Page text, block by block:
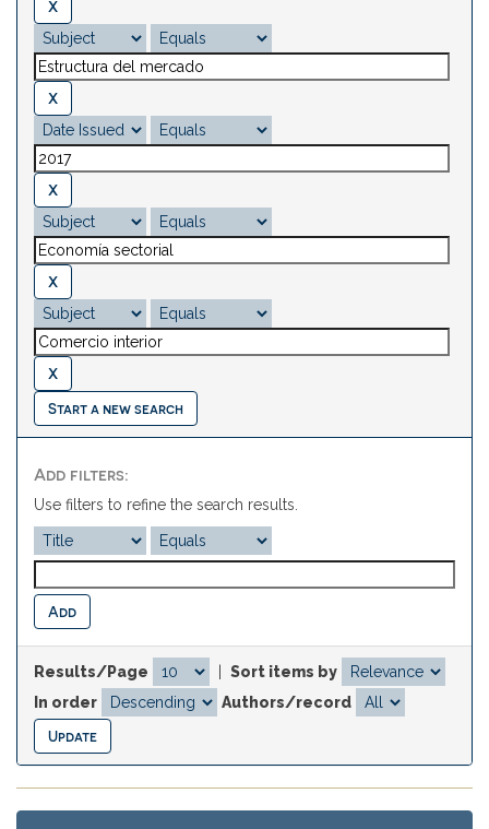
Start a new search
Add filters:
Use filters to refine the search results.
Results/Page
Sort items by
In order
Authors/record